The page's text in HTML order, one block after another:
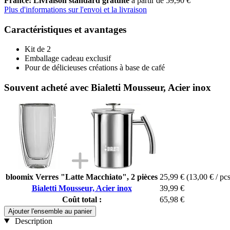
Plus d'informations sur l'envoi et la livraison
Caractéristiques et avantages
Kit de 2
Emballage cadeau exclusif
Pour de délicieuses créations à base de café
Souvent acheté avec Bialetti Mousseur, Acier inox
bloomix Verres "Latte Macchiato", 2 pièces 25,99 € (13,00 € /
Bialetti Mousseur, Acier inox
39,99 €
Coût total :
65,98 €
Ajouter l'ensemble au panier
Description